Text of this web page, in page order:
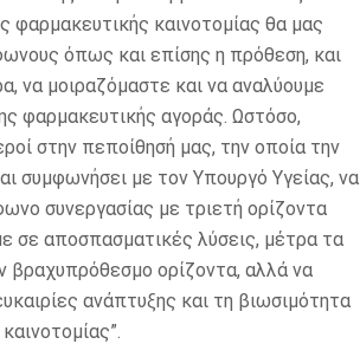
φαρμακευτικής καινοτομίας θα μας
όπως και επίσης η πρόθεση, και
να μοιραζόμαστε και να αναλύουμε
φαρμακευτικής αγοράς. Ωστόσο,
στην πεποίθησή μας, την οποία την
συμφωνήσει με τον Υπουργό Υγείας, να
συνεργασίας με τριετή ορίζοντα
σε αποσπασματικές λύσεις, μέτρα τα
βραχυπρόθεσμο ορίζοντα, αλλά να
ανάπτυξης και τη βιωσιμότητα